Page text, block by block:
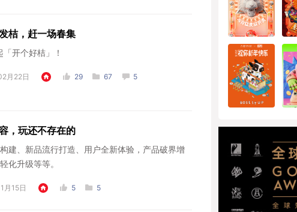
桔，赶一场春集
开个好桔」！
月22日 29 67 5
，玩还不存在的
建、新品流行打造、用户全新体验，产品破界增
化升级等等。
月15日 5 5